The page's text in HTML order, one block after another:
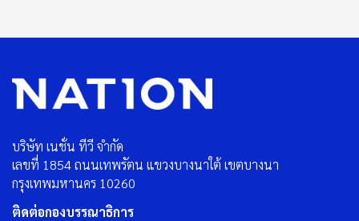
บริษัท เนชั่น ทีวี จำกัด
เลขที่ 1854 ถนนเทพรัตน แขวงบางนาใต้ เขตบางนา
กรุงเทพมหานคร 10260
ติดต่อกองบรรณาธิการ